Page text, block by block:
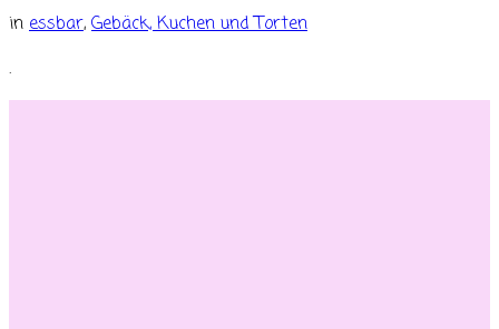
in essbar, Gebäck, Kuchen und Torten
.